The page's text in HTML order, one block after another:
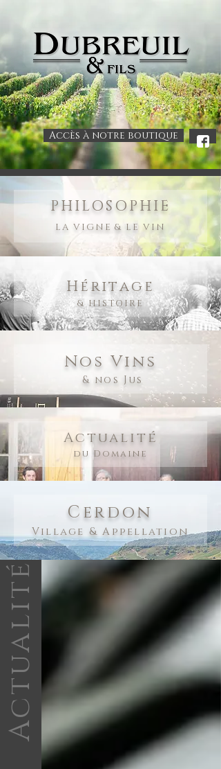
Accès à notre boutique .
PHILOSOPHIE
LA VIGNE & LE VIN
Héritage
& HISTOIRE
Nos Vins
& nos Jus
Actualité
du Domaine
Cerdon
Village & Appellation
Actualité